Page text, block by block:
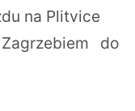
na Plitvice
do